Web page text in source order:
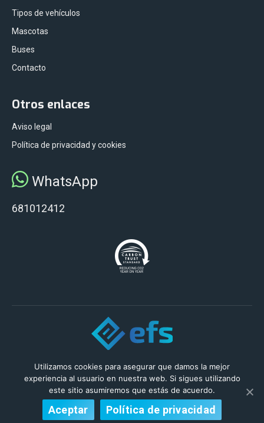
Tipos de vehículos
Mascotas
Buses
Contacto
Otros enlaces
Aviso legal
Política de privacidad y cookies
WhatsApp
681012412
Utilizamos cookies para asegurar que damos la mejor
experiencia al usuario en nuestra web. Si sigues utilizando
este sitio asumiremos que estás de acuerdo.
Aceptar Política de privacidad